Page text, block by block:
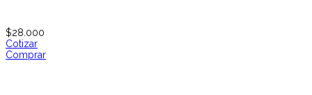
$28.000
Cotizar
Comprar